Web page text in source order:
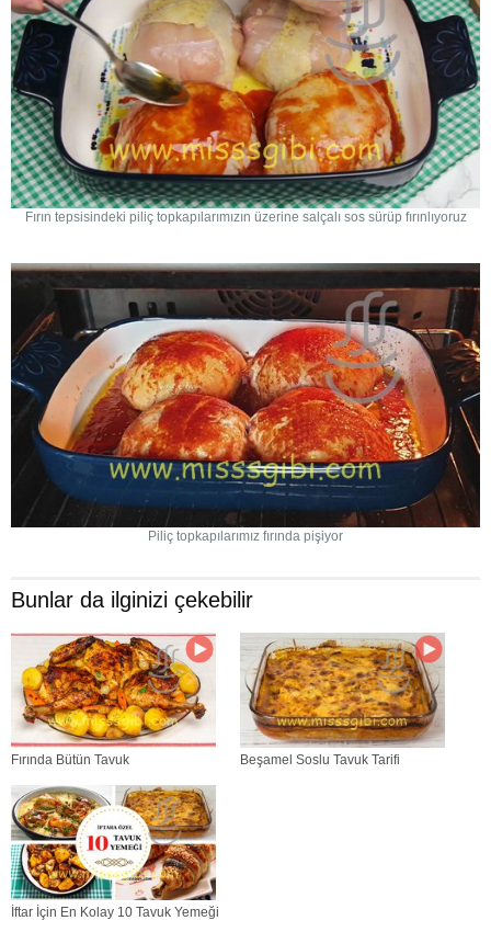
Fırın tepsisindeki piliç topkapılarımızın üzerine salçalı sos sürüp fırınlıyoruz
Piliç topkapılarımız fırında pişiyor
Bunlar da ilginizi çekebilir
Fırında Bütün Tavuk Beşamel Soslu Tavuk Tarifi
İftar İçin En Kolay 10 Tavuk Yemeği